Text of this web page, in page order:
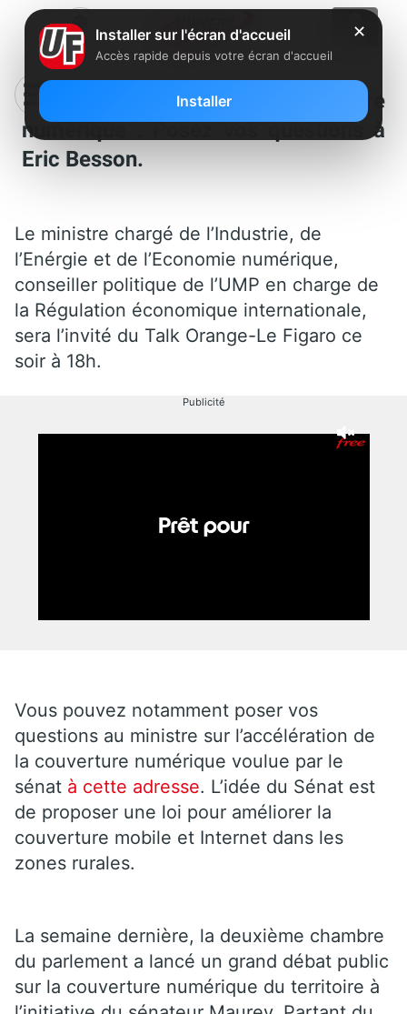
Accélération de la couverture
numérique : Posez vos questions à
Eric Besson.
Le ministre chargé de l’Industrie, de
l’Enérgie et de l’Economie numérique,
conseiller politique de l’UMP en charge de
la Régulation économique internationale,
sera l’invité du Talk Orange-Le Figaro ce
soir à 18h.
Publicité
Vous pouvez notamment poser vos
questions au ministre sur l’accélération de
la couverture numérique voulue par le
sénat à cette adresse. L’idée du Sénat est
de proposer une loi pour améliorer la
couverture mobile et Internet dans les
zones rurales.
La semaine dernière, la deuxième chambre
du parlement a lancé un grand débat public
sur la couverture numérique du territoire à
✕
Installer sur l'écran d'accueil
Accès rapide depuis votre écran d'accueil
Installer